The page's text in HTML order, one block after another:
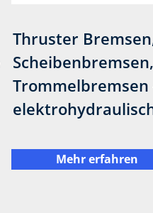
Thruster
Scheibenbremsen,
Trommelbremsen
Mehr erfahren